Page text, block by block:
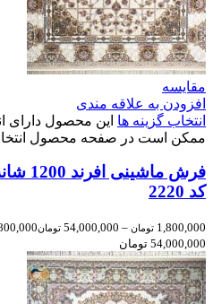
مقایسه
افزودن به علاقه مندی
انتخاب گزینه ها این محصول دارای
ممکن است در صفحه محصول
فرش
کد 2220
1,800,000 تومان –
54,000,000 تومان
54,000,000 تومان